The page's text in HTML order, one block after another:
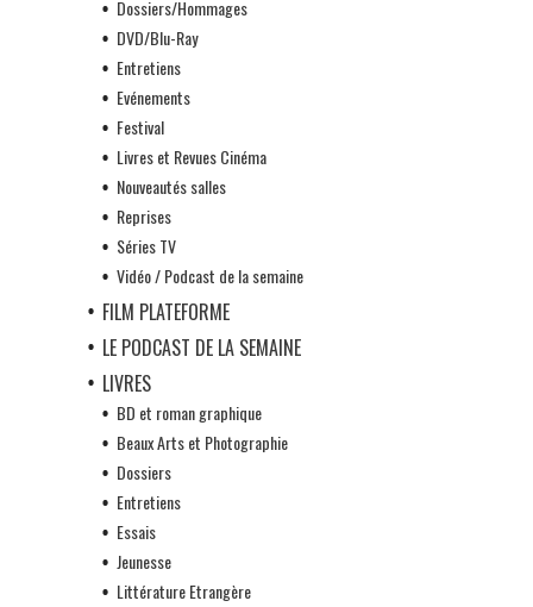
Dossiers/Hommages
DVD/Blu-Ray
Entretiens
Evénements
Festival
Livres et Revues Cinéma
Nouveautés salles
Reprises
Séries TV
Vidéo / Podcast de la semaine
FILM PLATEFORME
LE PODCAST DE LA SEMAINE
LIVRES
BD et roman graphique
Beaux Arts et Photographie
Dossiers
Entretiens
Essais
Jeunesse
Littérature Etrangère